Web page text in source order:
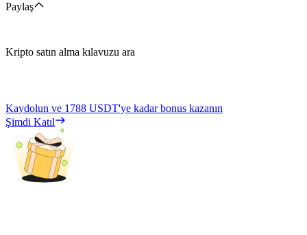
Paylaş
Kripto satın alma kılavuzu ara
Kaydolun ve 1788 USDT'ye kadar bonus kazanın
Şimdi Katıl